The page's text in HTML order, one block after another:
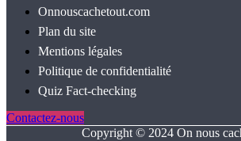
Onnouscachetout.com
Plan du site
Mentions légales
Politique de confidentialité
Quiz Fact‑checking
Contactez-nous
Copyright © 2024 On nous